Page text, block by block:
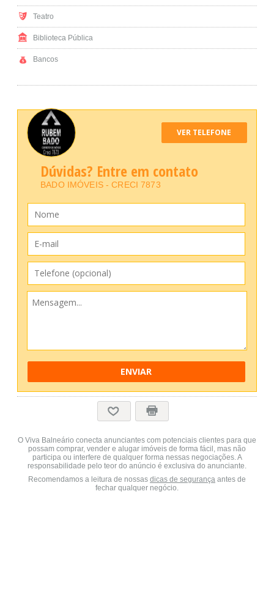
Teatro
Biblioteca Pública
Bancos
VER TELEFONE
Dúvidas? Entre em contato
BADO IMÓVEIS - CRECI 7873
ENVIAR
O Viva Balneário conecta anunciantes com potenciais clientes para que
possam comprar, vender e alugar imóveis de forma fácil, mas não
participa ou interfere de qualquer forma nessas negociações. A
responsabilidade pelo teor do anúncio é exclusiva do anunciante.
Recomendamos a leitura de nossas dicas de segurança antes de
fechar qualquer negócio.